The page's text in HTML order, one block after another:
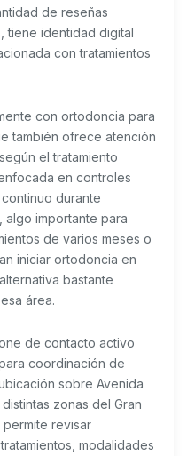
de reseñas
tiene identidad digital
con tratamientos
con ortodoncia para
también ofrece atención
el tratamiento
en controles
durante
importante para
de varios meses o
iniciar ortodoncia en
bastante
área.
de contacto activo
coordinación de
sobre Avenida
zonas del Gran
revisar
modalidades